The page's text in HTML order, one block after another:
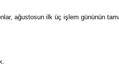
ağustosun ilk üç işlem gününün